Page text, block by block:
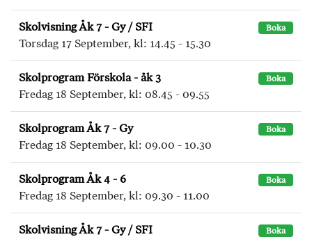
Skolvisning Åk 7 - Gy / SFI Boka
Torsdag 17 September, kl: 14.45 - 15.30
Skolprogram Förskola - åk 3 Boka
Fredag 18 September, kl: 08.45 - 09.55
Skolprogram Åk 7 - Gy Boka
Fredag 18 September, kl: 09.00 - 10.30
Skolprogram Åk 4 - 6 Boka
Fredag 18 September, kl: 09.30 - 11.00
Skolvisning Åk 7 - Gy / SFI Boka